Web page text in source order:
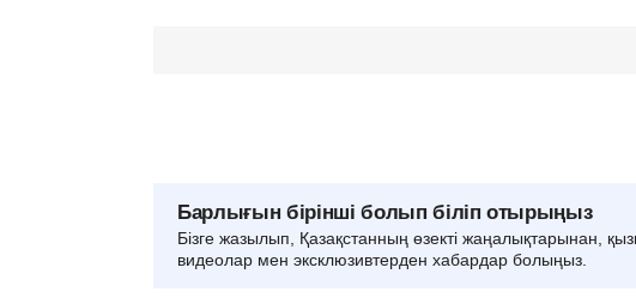
Барлығын бірінші болып біліп отырыңыз
Бізге жазылып, Қазақстанның өзекті жаңалықтарынан,
видеолар мен эксклюзивтерден хабардар болыңыз.